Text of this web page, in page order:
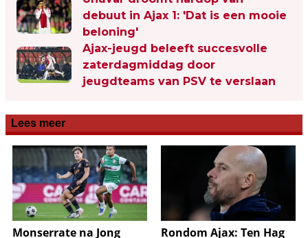
debuut in Ajax 1: 'Dat is een mooie
beloning'
Ajax-jeugd beleeft succesvolle
zaterdagmiddag door
jeugdteams van PSV te verslaan